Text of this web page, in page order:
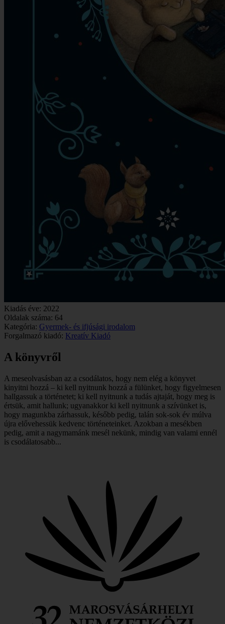
Kiadás éve: 2022
Oldalak száma: 64
Kategória: Gyermek- és ifjúsági irodalom
Forgalmazó kiadó: Kreatív Kiadó
A könyvről
A meseolvasásban az a csodálatos, hogy nem elég a könyvet
kinyitni hozzá – ki kell nyitnunk hozzá a fülünket, hogy figyelmesen
hallgassuk a történetet; ki kell nyitnunk a tudás ajtaját, hogy meg is
értsük, amit hallunk; ugyanakkor ki kell nyitnunk a szívünket is,
hogy magunkba zárhassuk, később pedig, talán sok-sok év múlva
újra elővehessük kedvenc történeteinket. Azokban a mesékben
pedig, amit a nagymamánk mesél nekünk, mindig van valami ennél
is csodálatosabb...